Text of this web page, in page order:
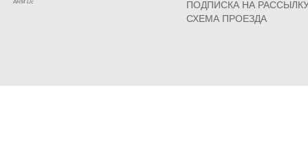
ARM Llc
ПОДПИСКА НА
СХЕМА ПРОЕЗДА